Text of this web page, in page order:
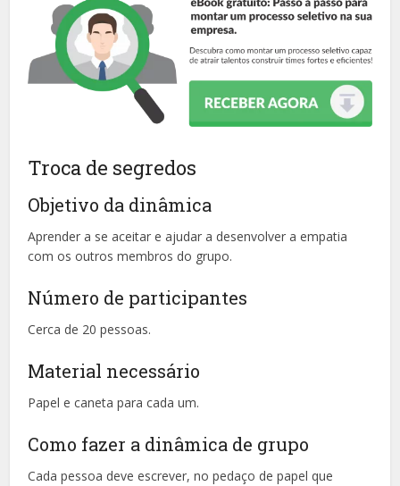
Troca de segredos
Objetivo da dinâmica
Aprender a se aceitar e ajudar a desenvolver a empatia
com os outros membros do grupo.
Número de participantes
Cerca de 20 pessoas.
Material necessário
Papel e caneta para cada um.
Como fazer a dinâmica de grupo
Cada pessoa deve escrever, no pedaço de papel que